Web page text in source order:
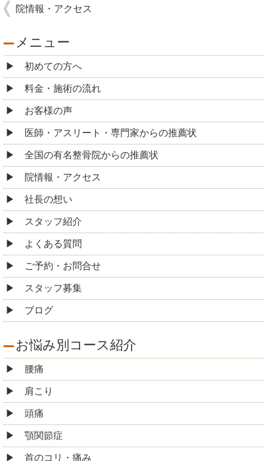
院情報・アクセス
メニュー
初めての方へ
料金・施術の流れ
お客様の声
医師・アスリート・専門家からの推薦状
全国の有名整骨院からの推薦状
院情報・アクセス
社長の想い
スタッフ紹介
よくある質問
ご予約・お問合せ
スタッフ募集
ブログ
お悩み別コース紹介
腰痛
肩こり
頭痛
顎関節症
首のコリ・痛み